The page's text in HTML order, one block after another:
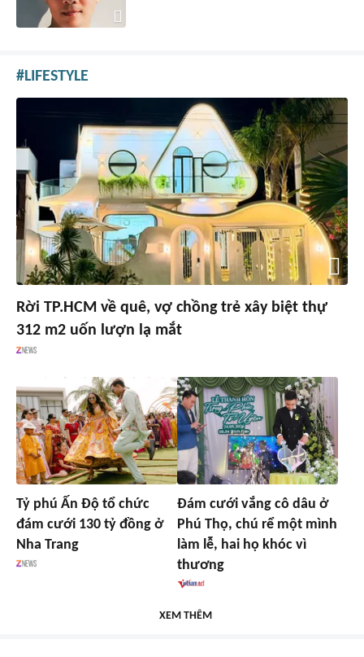
LIFESTYLE
Rời TP.HCM về quê, vợ chồng trẻ xây biệt thự
312 m2 uốn lượn lạ mắt
Tỷ phú Ấn Độ tổ chức
đám cưới 130 tỷ đồng ở
Nha Trang
Đám cưới vắng cô dâu ở
Phú Thọ, chú rể một mình
làm lễ, hai họ khóc vì
thương
XEM THÊM